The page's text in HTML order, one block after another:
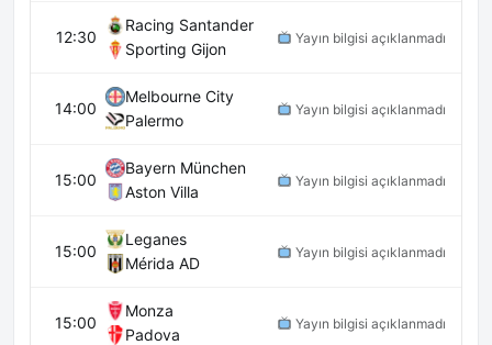
12:30
Racing Santander
Sporting Gijon
Yayın bilgisi açıklanmadı
14:00
Melbourne City
Palermo
Yayın bilgisi açıklanmadı
15:00
Bayern München
Aston Villa
Yayın bilgisi açıklanmadı
15:00
Leganes
Mérida AD
Yayın bilgisi açıklanmadı
15:00
Monza
Padova
Yayın bilgisi açıklanmadı